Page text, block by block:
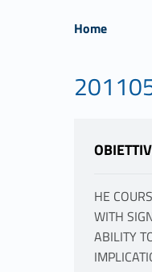
Home
HE
WITH
ABILITY